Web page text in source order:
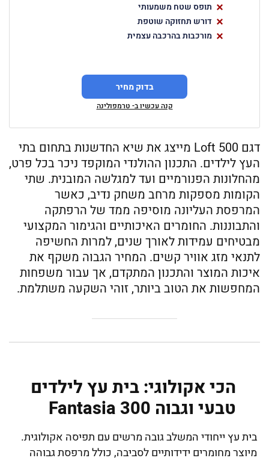
תופס שטח משמעותי
דורש תחזוקה שוטפת
מורכבות בהרכבה עצמית
בדוק מחיר
קנה עכשיו ב- טרמפולינה
דגם Loft 500 מייצג את שיא החדשנות בתחום בתי
העץ לילדים. התכנון ההולנדי המוקפד ניכר בכל פרט,
מהחלונות הפנורמיים ועד למגלשה המובנית. שתי
הקומות מספקות מרחב משחק נדיב, כאשר
המרפסת העליונה מוסיפה ממד של הרפתקה
והתבוננות. החומרים האיכותיים והגימור המקצועי
מבטיחים עמידות לאורך שנים, למרות החשיפה
לתנאי מזג אוויר קשים. המחיר הגבוה משקף את
איכות המוצר והתכנון המתקדם, אך עבור משפחות
המחפשות את הטוב ביותר, זוהי השקעה משתלמת.
הכי אקולוגי: בית עץ לילדים
טבעי וגבוה Fantasia 300
בית עץ ייחודי המשלב גובה מרשים עם תפיסה אקולוגית.
מיוצר מחומרים ידידותיים לסביבה, כולל מרפסת גבוהה